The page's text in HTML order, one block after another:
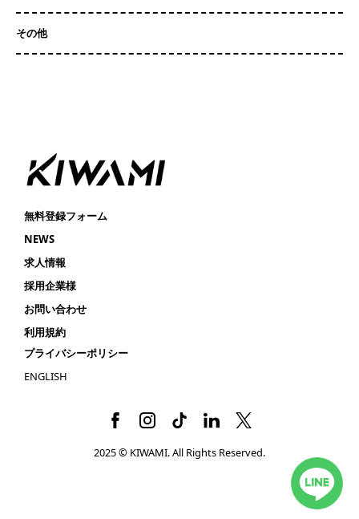
その他
無料登録フォーム
NEWS
求人情報
採用企業様
お問い合わせ
利用規約
プライバシーポリシー
ENGLISH
2025 © KIWAMI. All Rights Reserved.